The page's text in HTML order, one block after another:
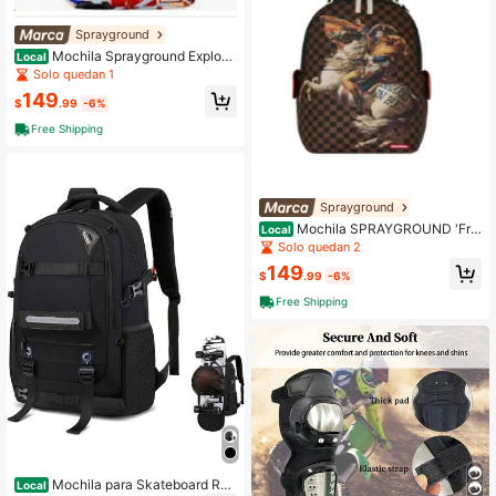
Sprayground
Local Mochila Sprayground Explode
Reload Dlxsr
Solo quedan 1
$149.99 -6%
Free Shipping
Local Mochila para Skateboard RU
Sprayground
Local Mochila SPRAYGROUND 'Fra
nce Napoleon Checkers'
Solo quedan 2
$149.99 -6%
Free Shipping